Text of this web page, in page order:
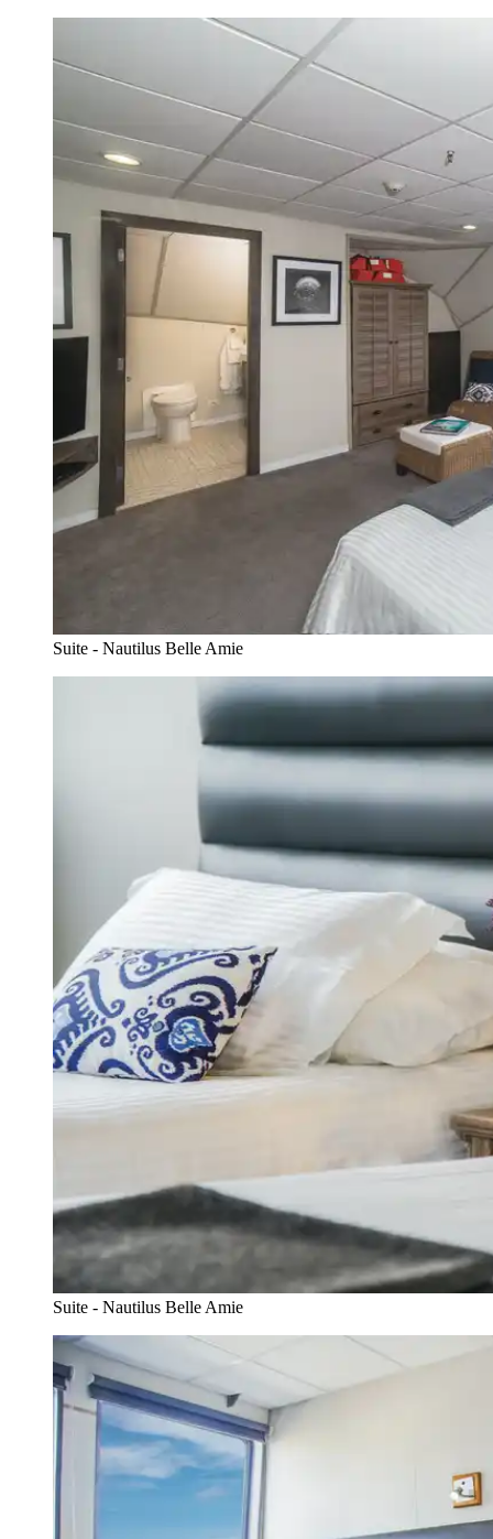
Suite - Nautilus Belle Amie
Suite - Nautilus Belle Amie